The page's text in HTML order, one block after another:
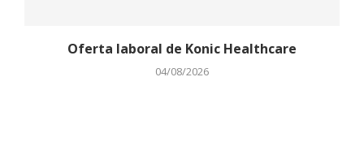
Oferta laboral de Konic Healthcare
04/08/2026